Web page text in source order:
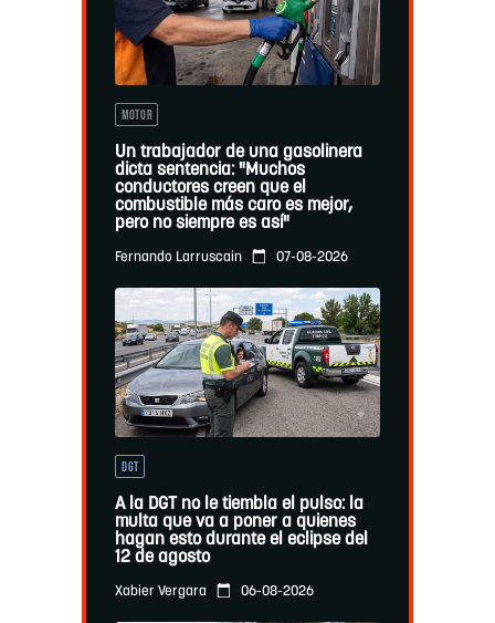
MOTOR
Un trabajador de una gasolinera
dicta sentencia: "Muchos
conductores creen que el
combustible más caro es mejor,
pero no siempre es así"
Fernando Larruscain 07-08-2026
DGT
A la DGT no le tiembla el pulso: la
multa que va a poner a quienes
hagan esto durante el eclipse del
12 de agosto
Xabier Vergara 06-08-2026